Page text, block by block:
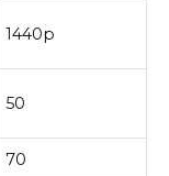
1440р
50
70